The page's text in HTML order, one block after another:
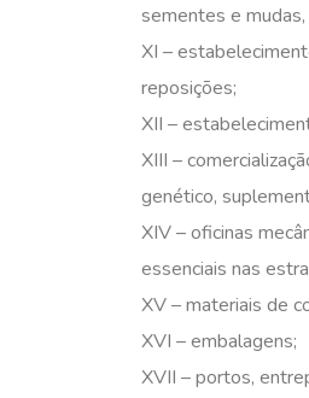
sementes e
XI –
reposições;
XII –
XIII –
genético,
XIV – oficinas
essenciais nas
XV – materiais de
XVI – embalagens;
XVII – portos,